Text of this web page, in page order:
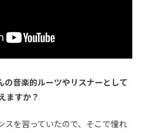
音楽的ルーツやリスナーとして
ますか？
スを習っていたので、そこで憧れ